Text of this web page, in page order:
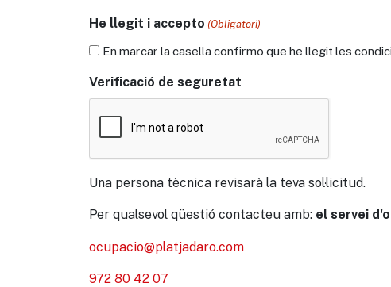
He llegit i accepto (Obligatori)
En marcar la casella confirmo que he llegit les
Verificació de seguretat
Una persona tècnica revisarà la teva sol·licitud.
Per qualsevol qüestió contacteu amb: el servei
ocupacio@platjadaro.com
972 80 42 07